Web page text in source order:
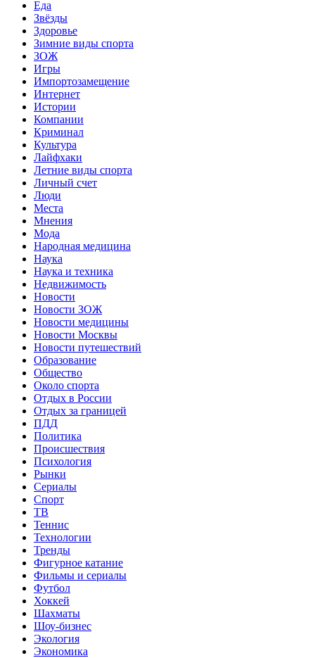
Еда
Звёзды
Здоровье
Зимние виды спорта
ЗОЖ
Игры
Импортозамещение
Интернет
Истории
Компании
Криминал
Культура
Лайфхаки
Летние виды спорта
Личный счет
Люди
Места
Мнения
Мода
Народная медицина
Наука
Наука и техника
Недвижимость
Новости
Новости ЗОЖ
Новости медицины
Новости Москвы
Новости путешествий
Образование
Общество
Около спорта
Отдых в России
Отдых за границей
ПДД
Политика
Происшествия
Психология
Рынки
Сериалы
Спорт
ТВ
Теннис
Технологии
Тренды
Фигурное катание
Фильмы и сериалы
Футбол
Хоккей
Шахматы
Шоу-бизнес
Экология
Экономика